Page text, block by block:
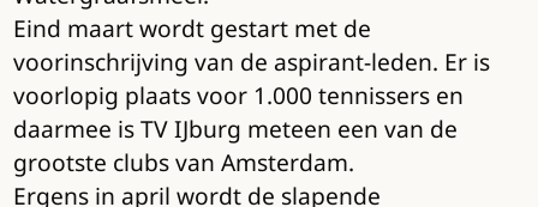
Eind maart wordt gestart met de
voorinschrijving van de aspirant-leden. Er is
voorlopig plaats voor 1.000 tennissers en
daarmee is TV IJburg meteen een van de
grootste clubs van Amsterdam.
Ergens in april wordt de slapende